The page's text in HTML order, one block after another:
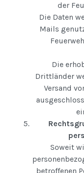
der
Die Daten
Mails
Die
Drittländer
Versand
Soweit
betroffenen